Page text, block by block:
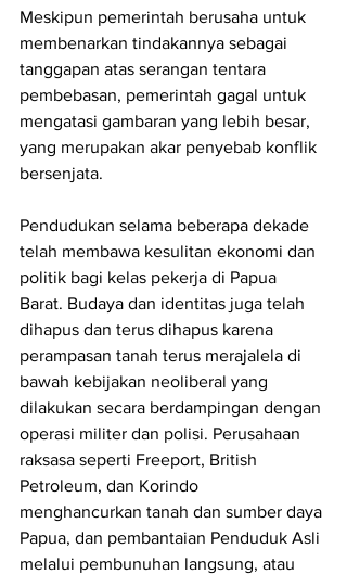
Meskipun pemerintah berusaha untuk
membenarkan tindakannya sebagai
tanggapan atas serangan tentara
pembebasan, pemerintah gagal untuk
mengatasi gambaran yang lebih besar,
yang merupakan akar penyebab konflik
bersenjata.
Pendudukan selama beberapa dekade
telah membawa kesulitan ekonomi dan
politik bagi kelas pekerja di Papua
Barat. Budaya dan identitas juga telah
dihapus dan terus dihapus karena
perampasan tanah terus merajalela di
bawah kebijakan neoliberal yang
dilakukan secara berdampingan dengan
operasi militer dan polisi. Perusahaan
raksasa seperti Freeport, British
Petroleum, dan Korindo
menghancurkan tanah dan sumber daya
Papua, dan pembantaian Penduduk Asli
melalui pembunuhan langsung, atau